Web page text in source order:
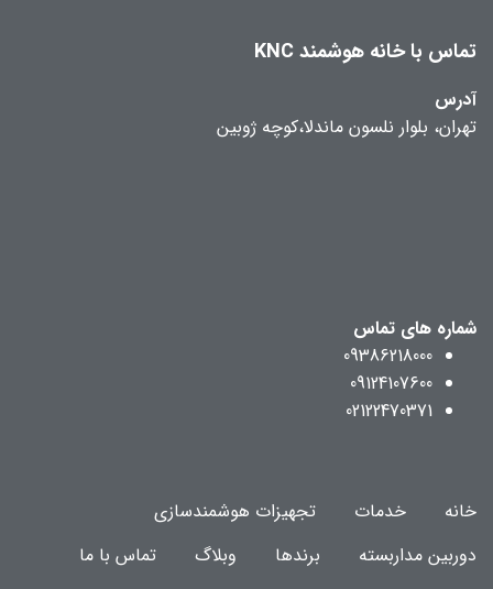
تماس با خانه هوشمند KNC
آدرس
تهران، بلوار نلسون ماندلا،کوچه ژوبین
شماره های تماس
09386218000
09124107600
02122470371
خانه خدمات
تجهیزات هوشمندسازی
دوربین مداربسته
برندها وبلاگ
تماس با ما